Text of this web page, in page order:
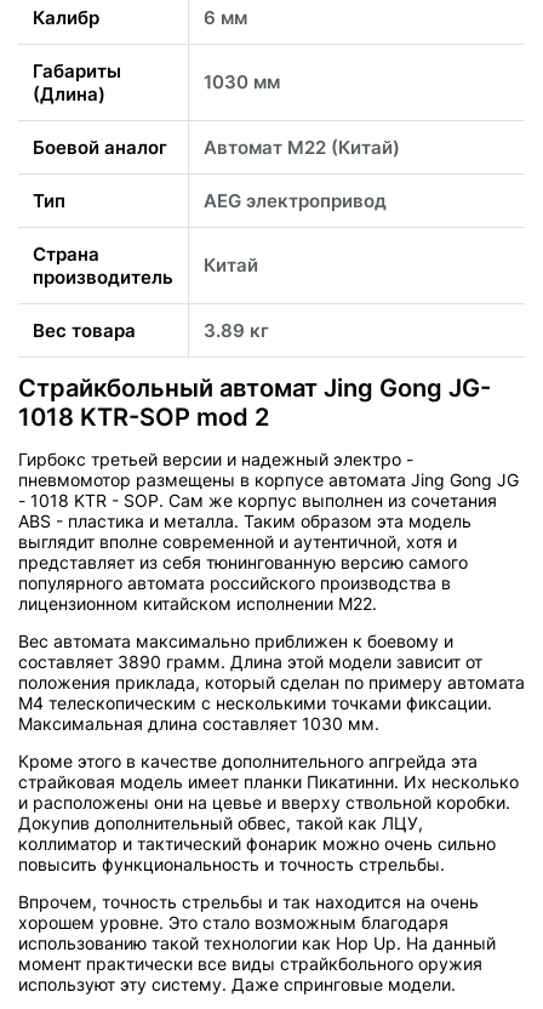
Калибр 6 мм
Габариты
(Длина)
1030 мм
Боевой аналог Автомат М22 (Китай)
Тип AEG электропривод
Страна
производитель
Китай
Вес товара 3.89 кг
Страйкбольный автомат Jing Gong JG-
1018 KTR-SOP mod 2
Гирбокс третьей версии и надежный электро -
пневмомотор размещены в корпусе автомата Jing Gong JG
- 1018 KTR - SOP. Сам же корпус выполнен из сочетания
ABS - пластика и металла. Таким образом эта модель
выглядит вполне современной и аутентичной, хотя и
представляет из себя тюнингованную версию самого
популярного автомата российского производства в
лицензионном китайском исполнении М22.
Вес автомата максимально приближен к боевому и
составляет 3890 грамм. Длина этой модели зависит от
положения приклада, который сделан по примеру автомата
М4 телескопическим с несколькими точками фиксации.
Максимальная длина составляет 1030 мм.
Кроме этого в качестве дополнительного апгрейда эта
страйковая модель имеет планки Пикатинни. Их несколько
и расположены они на цевье и вверху ствольной коробки.
Докупив дополнительный обвес, такой как ЛЦУ,
коллиматор и тактический фонарик можно очень сильно
повысить функциональность и точность стрельбы.
Впрочем, точность стрельбы и так находится на очень
хорошем уровне. Это стало возможным благодаря
использованию такой технологии как Hop Up. На данный
момент практически все виды страйкбольного оружия
используют эту систему. Даже спринговые модели.